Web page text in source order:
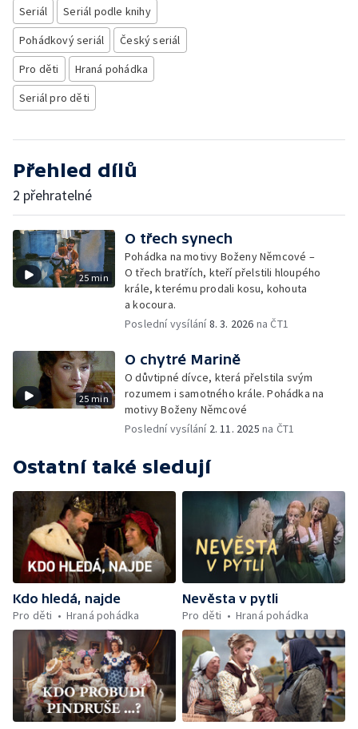
Seriál
Seriál podle knihy
Pohádkový seriál
Český seriál
Pro děti
Hraná pohádka
Seriál pro děti
Přehled dílů
2 přehratelné
25 min
O třech synech
Pohádka na motivy Boženy Němcové –
O třech bratřích, kteří přelstili hloupého
krále, kterému prodali kosu, kohouta
a kocoura.
Poslední vysílání8. 3. 2026 na ČT1
25 min
O chytré Marině
O důvtipné dívce, která přelstila svým
rozumem i samotného krále. Pohádka na
motivy Boženy Němcové
Poslední vysílání 2. 11. 2025 na ČT1
Ostatní také sledují
Kdo hledá, najde
Pro děti
Hraná pohádka
Nevěsta v pytli
Pro děti
Hraná pohádka